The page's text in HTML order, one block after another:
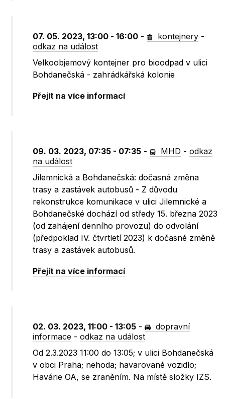
07. 05. 2023, 13:00 - 16:00 - kontejnery -
odkaz na událost
Velkoobjemový kontejner pro bioodpad v ulici
Bohdanečská - zahrádkářská kolonie
Přejít na více informací
09. 03. 2023, 07:35 - 07:35 - MHD -odkaz
na událost
Jilemnická a Bohdanečská: dočasná změna
trasy a zastávek autobusů - Z důvodu
rekonstrukce komunikace v ulici Jilemnické a
Bohdanečské dochází od středy 15. března 2023
(od zahájení denního provozu) do odvolání
(předpoklad IV. čtvrtletí 2023) k dočasné změně
trasy a zastávek autobusů.
Přejít na více informací
02. 03. 2023, 11:00 - 13:05 -
dopravní
informace -odkaz na událost
Od 2.3.2023 11:00 do 13:05; v ulici Bohdanečská
v obci Praha; nehoda; havarované vozidlo;
Havárie OA, se zraněním. Na místě složky IZS.